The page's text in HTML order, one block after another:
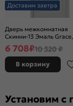
Доставим завтра
Дверь межкомнатная
Скинни-13 Эмаль
декора, остекленная,
сrystal, без кромки,
6 708₽10 320 ₽
В корзину
Установим с